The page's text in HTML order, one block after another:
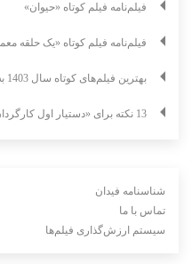
فیلم‌نامه فیلم کوتاه «حیوان»
فیلم‌نامه فیلم کوتاه «یک حلقه
بهترین فیلم‌های کوتاه سال 1403 به انتخاب فیدان
13 نکته برای «دستیار اول کارگردان» بهتری بودن
شناسنامه فیدان
تماس با ما
سیستم ارزش‌گذاری فیلم‌ها